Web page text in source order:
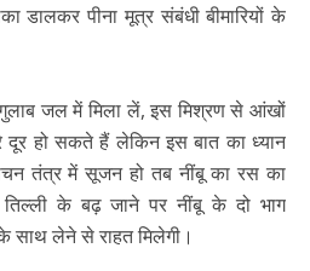
डालकर पीना मूत्र संबंधी बीमारियों के
जल में मिला लें, इस मिश्रण से आंखों
दूर हो सकते हैं लेकिन इस बात का ध्यान
तंत्र में सूजन हो तब नींबू का रस का
तिल्ली के बढ़ जाने पर नींबू के दो भाग
साथ लेने से राहत मिलेगी।